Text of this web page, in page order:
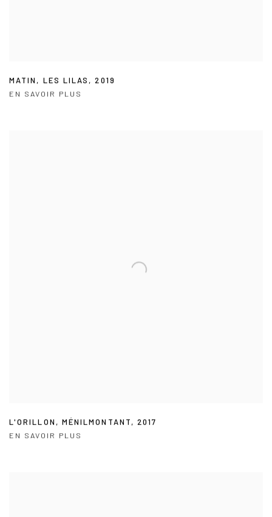
MATIN , LES LILAS ,2019
EN SAVOIR PLUS
L'ORILLON , MÉNILMONTANT,2017
EN SAVOIR PLUS